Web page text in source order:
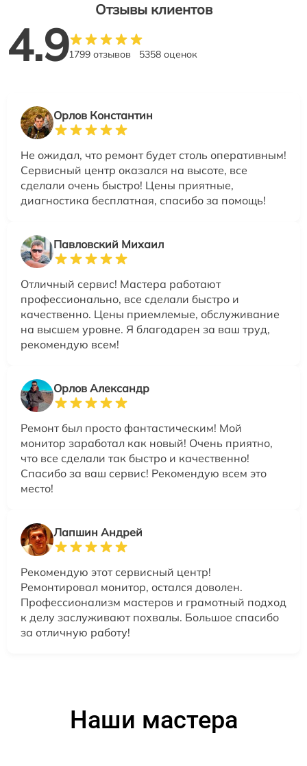
Отзывы клиентов
4.91799 отзывов 5358 оценок
Орлов Константин
Не ожидал, что ремонт будет столь оперативным!
Сервисный центр оказался на высоте, все
сделали очень быстро! Цены приятные,
диагностика бесплатная, спасибо за помощь!
Павловский Михаил
Отличный сервис! Мастера работают
профессионально, все сделали быстро и
качественно. Цены приемлемые, обслуживание
на высшем уровне. Я благодарен за ваш труд,
рекомендую всем!
Орлов Александр
Ремонт был просто фантастическим! Мой
монитор заработал как новый! Очень приятно,
что все сделали так быстро и качественно!
Спасибо за ваш сервис! Рекомендую всем это
место!
Лапшин Андрей
Рекомендую этот сервисный центр!
Ремонтировал монитор, остался доволен.
Профессионализм мастеров и грамотный подход
к делу заслуживают похвалы. Большое спасибо
за отличную работу!
Наши мастера